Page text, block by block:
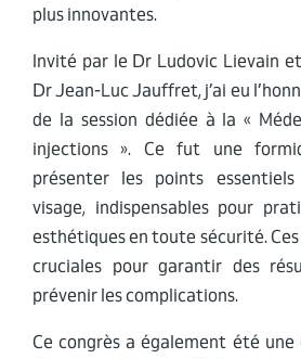
plus innovantes.
Invité par le Dr Ludovic Lievain
Dr Jean-Luc Jauffret, j’ai eu
de la session dédiée à la «
injections ». Ce fut une
présenter les points
visage, indispensables pour
esthétiques en toute sécurité.
cruciales pour garantir des
prévenir les complications.
Ce congrès a également été